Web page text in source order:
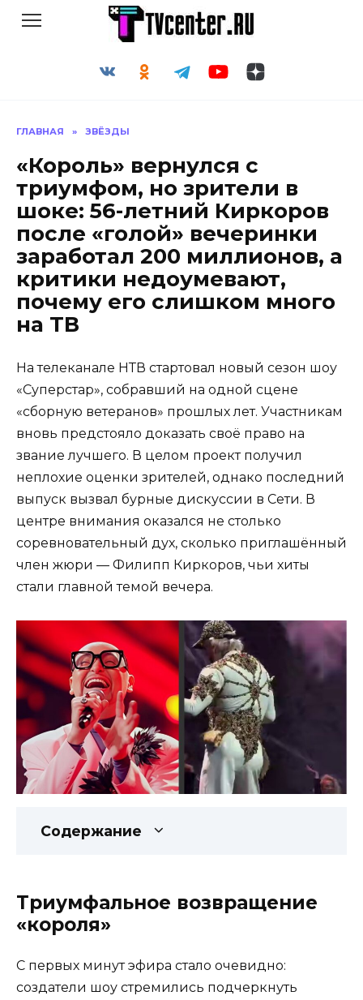
ГЛАВНАЯ » ЗВЁЗДЫ
«Король» вернулся с
триумфом, но зрители в
шоке: 56-летний Киркоров
после «голой» вечеринки
заработал 200 миллионов, а
критики недоумевают,
почему его слишком много
на ТВ
На телеканале НТВ стартовал новый сезон шоу
«Суперстар», собравший на одной сцене
«сборную ветеранов» прошлых лет. Участникам
вновь предстояло доказать своё право на
звание лучшего. В целом проект получил
неплохие оценки зрителей, однако последний
выпуск вызвал бурные дискуссии в Сети. В
центре внимания оказался не столько
соревновательный дух, сколько приглашённый
член жюри — Филипп Киркоров, чьи хиты
стали главной темой вечера.
Содержание
Триумфальное возвращение
«короля»
С первых минут эфира стало очевидно:
создатели шоу стремились подчеркнуть